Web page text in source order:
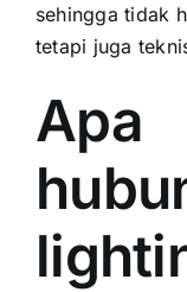
sehingga tidak
tetapi juga
Apa